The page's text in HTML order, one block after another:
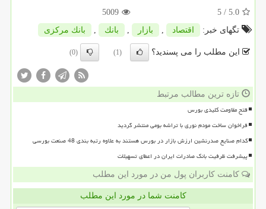
5.0
/ 5
5009
تگهای خبر:
اقتصاد , بازار , بانك , بانك مركزی
این مطلب را می پسندید؟ (1)
(0)
تازه ترین مطالب مرتبط
فتح مقاومت کلیدی بورس
فراخوان ساخت مودم نوری با تراشه بومی منتشر گردید
کدام صنایع صدرنشین ارزش بازار در بورس هستند به علاوه رتبه بندی 48 صنعت بورسی
پیشرفت ظرفیت بانک صادرات ایران در اعطای تسهیلات
کامنت کاربران پول من در مورد این مطلب
کامنت شما در مورد این مطلب